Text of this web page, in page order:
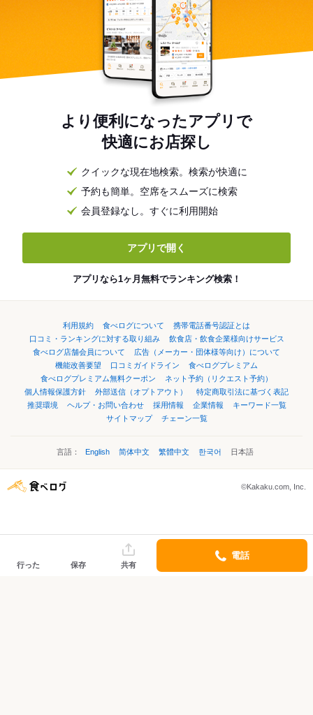
より便利になったアプリで
快適にお店探し
クイックな現在地検索。検索が快適に
予約も簡単。空席をスムーズに検索
会員登録なし。すぐに利用開始
アプリで開く
アプリなら1ヶ月無料でランキング検索！
利用規約 食べログについて
携帯電話番号認証とは
口コミ・ランキングに対する取り組み
飲食店・飲食企業様向けサービス
食べログ店舗会員について
広告（メーカー・団体様等向け）について
機能改善要望
口コミガイドライン
食べログプレミアム
食べログプレミアム無料クーポン
ネット予約（リクエスト予約）
個人情報保護方針
外部送信（オプトアウト）
特定商取引法に基づく表記
推奨環境
ヘルプ・お問い合わせ 採用情報 企業情報
キーワード一覧
サイトマップ
チェーン一覧
言語： English 简体中文 繁體中文 한국어 日本語
©Kakaku.com, Inc.
行った 保存 共有
電話